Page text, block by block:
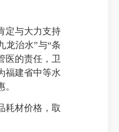
定与大力支持
龙治水”与“条
医的责任，卫
福建省中等水
耗材价格，取